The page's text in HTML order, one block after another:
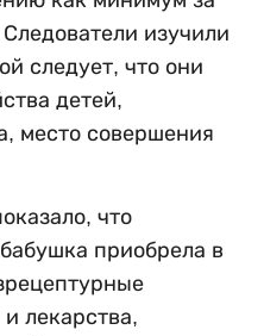
изучили
следует, что они
детей,
место совершения
что
приобрела в
лекарства,